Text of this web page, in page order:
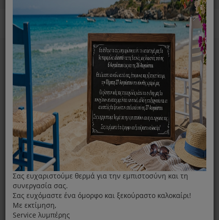
Ανταλλακτικά ηλεκτρικών συσκευών MENU
Home
Χύτρα
Πλαϊνή Λαβή Κατσαρόλας Fissler Intensa Μαύρη 20cm
Σας ευχαριστούμε θερμά για την εμπιστοσύνη και τη
συνεργασία σας.
Σας ευχόμαστε ένα όμορφο και ξεκούραστο καλοκαίρι!
Με εκτίμηση,
Service λυμπέρης